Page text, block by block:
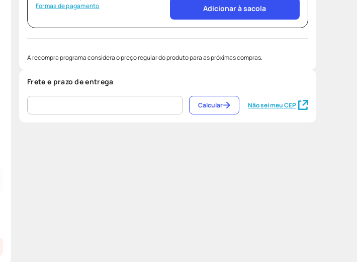
Formas de pagamento Adicionar à sacola
A recompra programa considera o preço regular do produto para as próximas compras.
Frete e prazo de entrega
Não sei meu CEP
Calcular